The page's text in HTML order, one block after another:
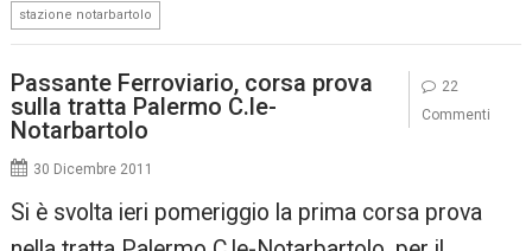
stazione notarbartolo
Passante Ferroviario, corsa prova
sulla tratta Palermo C.le-
Notarbartolo
30 Dicembre 2011
Si è svolta ieri pomeriggio la prima corsa prova
22
Commenti